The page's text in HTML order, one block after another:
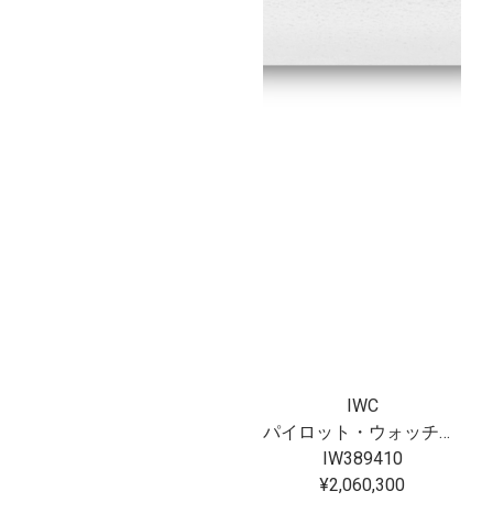
IWC
パイロット・ウォッチ・クロノグラフ 41 “プティ・プランス”
IW389410
¥2,060,300